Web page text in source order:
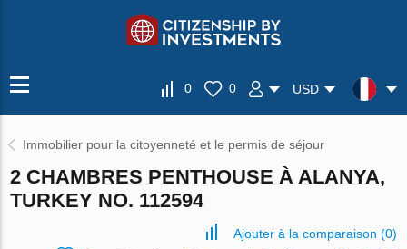
0 0 USD
Immobilier pour la citoyenneté et le permis de séjour
2 CHAMBRES PENTHOUSE À ALANYA,
TURKEY NO. 112594
Ajouter à la comparaison (0)